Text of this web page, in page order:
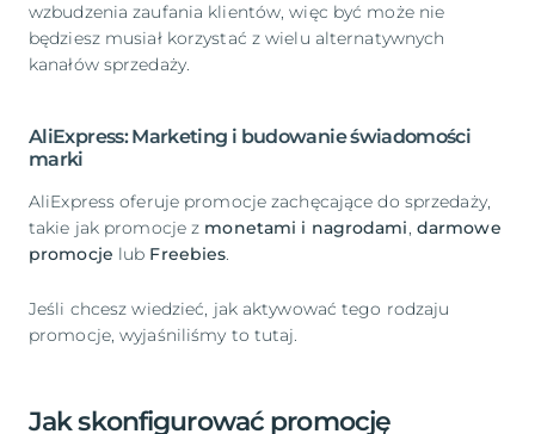
wzbudzenia zaufania klientów, więc być może nie
będziesz musiał korzystać z wielu alternatywnych
kanałów sprzedaży.
AliExpress: Marketing i budowanie świadomości
marki
AliExpress oferuje promocje zachęcające do sprzedaży,
takie jak promocje z monetami i nagrodami, darmowe
promocje lub Freebies.
Jeśli chcesz wiedzieć, jak aktywować tego rodzaju
promocje, wyjaśniliśmy to tutaj.
Jak skonfigurować promocję